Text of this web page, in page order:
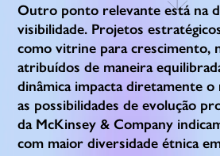
Outro ponto relevante está na
visibilidade. Projetos
como vitrine para crescimento,
atribuídos de maneira
dinâmica impacta diretamente
as possibilidades de evolução
da McKinsey & Company
com maior diversidade étnica